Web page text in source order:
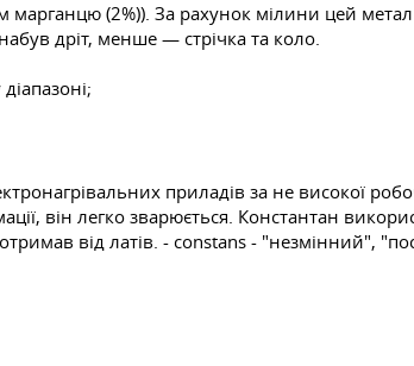
марганцю (2%)). За рахунок мілини цей
дріт, менше — стрічка та коло.
приладів за не високої
він легко зварюється. Константан
від латів. - constans - "незмінний",